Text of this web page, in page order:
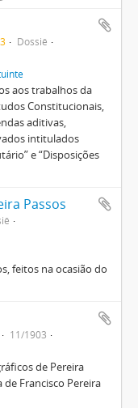
Dossiê
aos trabalhos da
Constitucionais,
aditivas,
intitulados
e “Disposições
Passos
feitos na ocasião do
11/1903
de Pereira
de Francisco Pereira